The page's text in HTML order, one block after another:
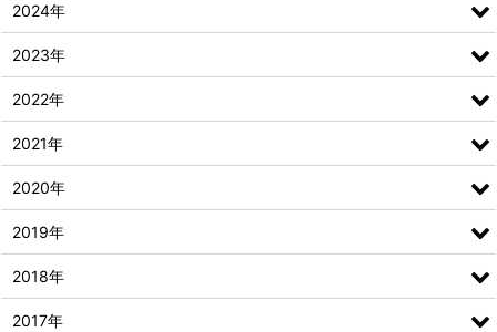
2024年
2023年
2022年
2021年
2020年
2019年
2018年
2017年